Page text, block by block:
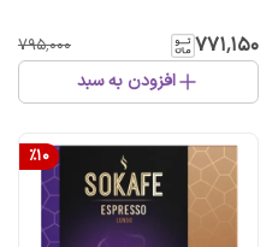
۷۷۱٬۱۵۰ ۷۹۵٬۰۰۰
افزودن به سبد
%10